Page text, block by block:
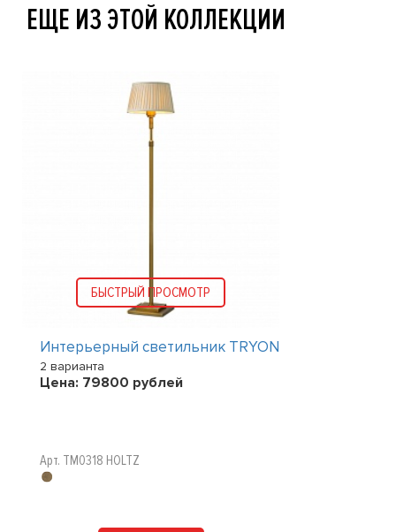
ЕЩЕ ИЗ ЭТОЙ КОЛЛЕКЦИИ
БЫСТРЫЙ ПРОСМОТР
Интерьерный светильник TRYON
2 варианта
Цена: 79800 рублей
Арт. TM0318 HOLTZ